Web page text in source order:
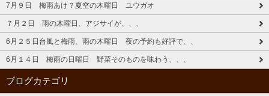
7月９日 梅雨あけ？夏空の木曜日 ユウガオ
７月２日 雨の木曜日、アジサイが、、、
6月２５日台風と梅雨、雨の木曜日 夜の予約も好評で、、
6月１４日 梅雨の日曜日 野菜そのものを味わう、、、
ブログカテゴリ